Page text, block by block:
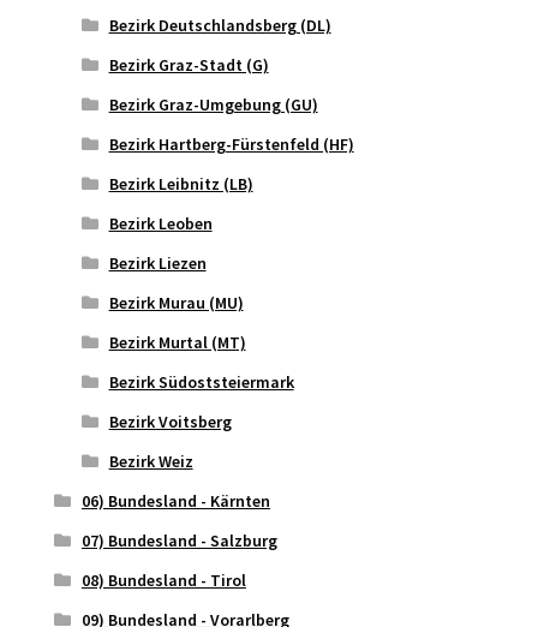
Bezirk Deutschlandsberg (DL)
Bezirk Graz-Stadt (G)
Bezirk Graz-Umgebung (GU)
Bezirk Hartberg-Fürstenfeld (HF)
Bezirk Leibnitz (LB)
Bezirk Leoben
Bezirk Liezen
Bezirk Murau (MU)
Bezirk Murtal (MT)
Bezirk Südoststeiermark
Bezirk Voitsberg
Bezirk Weiz
06) Bundesland - Kärnten
07) Bundesland - Salzburg
08) Bundesland - Tirol
09) Bundesland - Vorarlberg